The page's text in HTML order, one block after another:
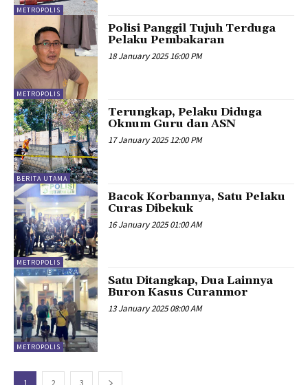
METROPOLIS
METROPOLIS
Polisi Panggil Tujuh Terduga
Pelaku Pembakaran
18 January 2025 16:00 PM
BERITA UTAMA
Terungkap, Pelaku Diduga
Oknum Guru dan ASN
17 January 2025 12:00 PM
METROPOLIS
Bacok Korbannya, Satu Pelaku
Curas Dibekuk
16 January 2025 01:00 AM
METROPOLIS
Satu Ditangkap, Dua Lainnya
Buron Kasus Curanmor
13 January 2025 08:00 AM
1 2 3